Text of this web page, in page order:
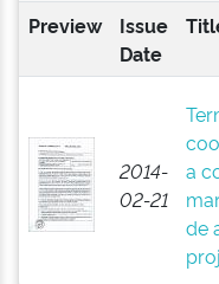
Preview
Issue
Date
2014-
02-21
a
de